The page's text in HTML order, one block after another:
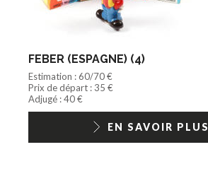
FEBER (ESPAGNE) (4)
Estimation : 60/70 €
Prix de départ : 35 €
Adjugé : 40 €
EN SAVOIR PLUS